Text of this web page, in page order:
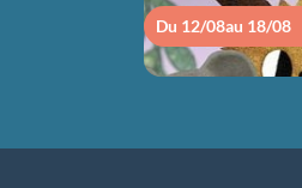
Du 12/08au 18/08